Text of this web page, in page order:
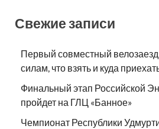
Свежие записи
Первый совместный
силам, что взять и куда
Финальный этап Российской
пройдет на ГЛЦ «Банное»
Чемпионат Республики